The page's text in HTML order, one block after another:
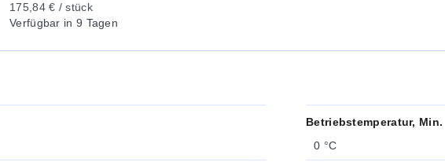
175,84 € / stück
Verfügbar in 9 Tagen
Betriebstemperatur, Min.
0 °C